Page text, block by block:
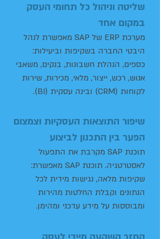
שליטה וניהול כל תחומי העסק
במקום אחד
מערכת ERP של SAP מאפשרת לנהל
היבטי החברה בשקיפות וביעילות:
כספים, הנהלת חשבונות, בנקים, משאבי
אנוש, רכש, ייצור, מלאי, מכירות, שירות
לקוחות (CRM) ובינה עסקית (BI).
שיפור התוצאות העסקיות וצמצום
הפער בין התכנון לביצוע
תוכנת SAP מקרבת את התפעול
לאסטרטגיה. תוכנת SAP מאפשרת:
שקיפות מלאה, נגישות מידית לכל
הנתונים וקבלת החלטות מהירות
ומבוססות על מידע עדכני ומהימן.